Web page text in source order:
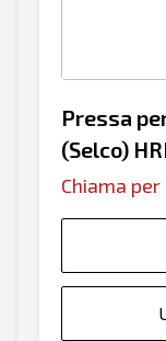
Pressa
(Selco)
Chiama per